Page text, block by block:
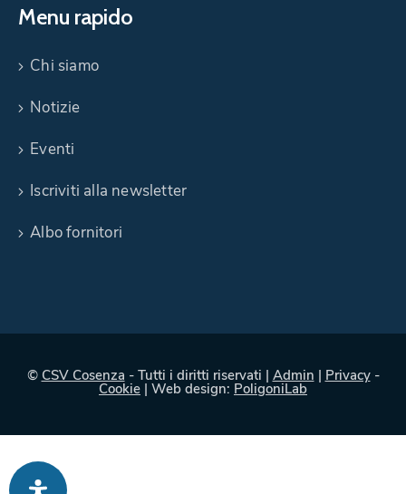
Menu rapido
Chi siamo
Notizie
Eventi
Iscriviti alla newsletter
Albo fornitori
© CSV Cosenza - Tutti i diritti riservati | Admin | Privacy-
Cookie | Web design: PoligoniLab